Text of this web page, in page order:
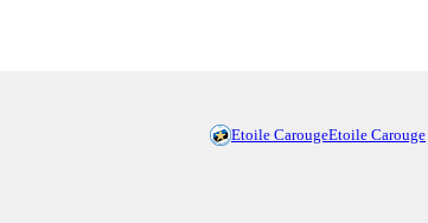
Etoile CarougeEtoile Carouge